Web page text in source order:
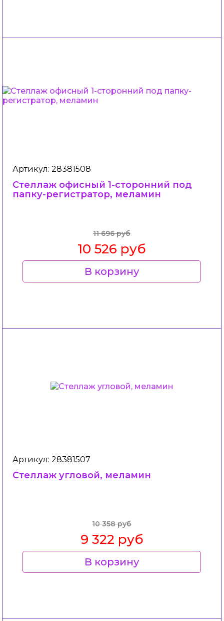
Артикул: 28381508
Стеллаж офисный 1-сторонний под
папку-регистратор, меламин
11 696 руб
10 526 руб
В корзину
Артикул: 28381507
Стеллаж угловой, меламин
10 358 руб
9 322 руб
В корзину